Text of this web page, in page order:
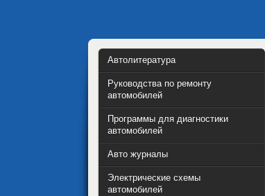
Автолитература
Руководства по ремонту
автомобилей
Программы для диагностики
автомобилей
Авто журналы
Электрические схемы
автомобилей